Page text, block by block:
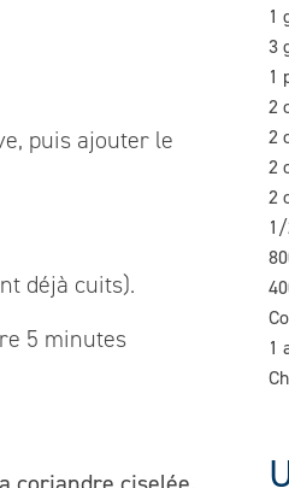
puis ajouter le
déjà cuits).
5 minutes
1
3
1
2
2
2
2
1